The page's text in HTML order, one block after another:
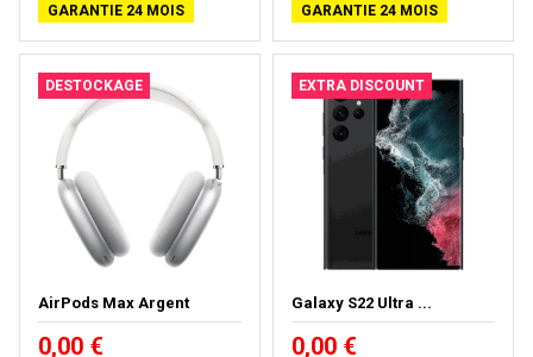
GARANTIE 24 MOIS
GARANTIE 24 MOIS
DESTOCKAGE
AirPods Max Argent
0,00 €
EXTRA DISCOUNT
Galaxy S22 Ultra ...
0,00 €